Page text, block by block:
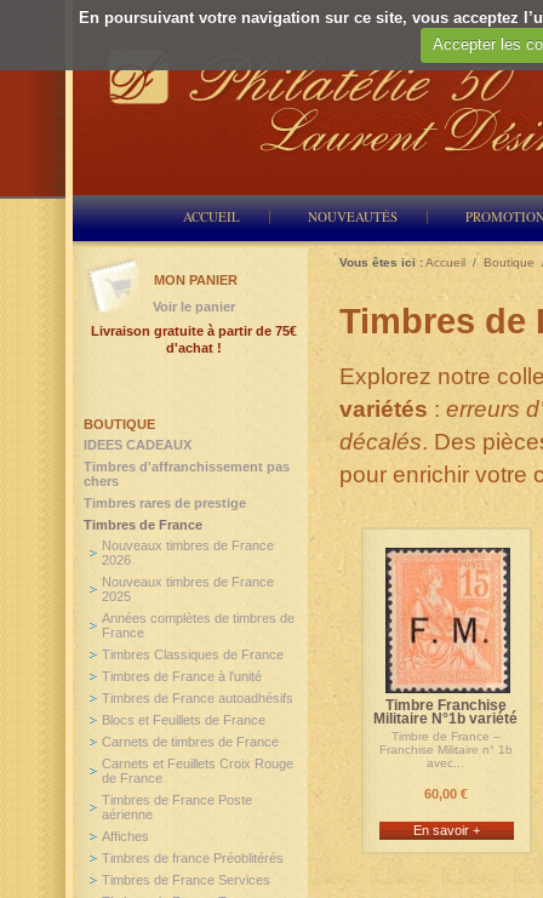
En poursuivant votre navigation sur ce site, vous acceptez
Accepter les
ACCUEIL NOUVEAUTÉS
Vous êtes ici :Accueil / Boutique
Timbres de
Explorez notre
variétés : erreurs
décalés. Des
pour enrichir votre
Timbre Franchise
Militaire N°1b variété
Timbre de France –
Franchise Militaire n° 1b
avec...
60,00 €
En savoir +
BOUTIQUE
IDEES CADEAUX
Timbres d'affranchissement pas
chers
Timbres rares de prestige
Timbres de France
Nouveaux timbres de France
2026
Nouveaux timbres de France
2025
Années complètes de timbres de
France
Timbres Classiques de France
Timbres de France à l'unité
Timbres de France autoadhésifs
Blocs et Feuillets de France
Carnets de timbres de France
Carnets et Feuillets Croix Rouge
de France
Timbres de France Poste
aérienne
Affiches
Timbres de france Préoblitérés
Timbres de France Services
MON PANIER
Voir le panier
Livraison gratuite à partir de 75€
d'achat !